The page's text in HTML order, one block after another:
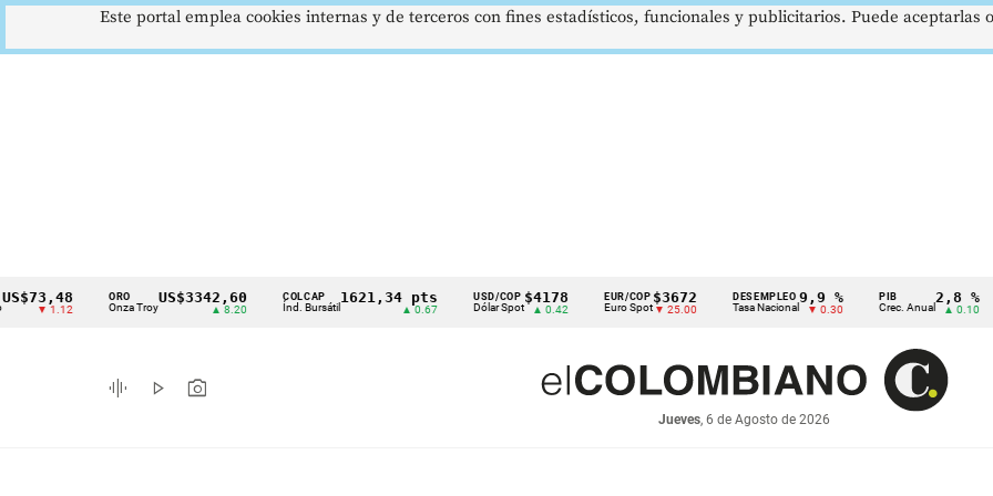
Cintillo
indicadores
económicos
ORO
Onza Troy
US$3342,60
▲ 8.20
COLCAP
Índ. Bursátil
1621,34 pts USD/COP
Dólar Spot
$4178
▲ 0.42
EUR/COP
Euro Spot
$3672
▼ 25.00
DESEMPLEO
Tasa Nacional
9,9 %
▼ 0.30
PIB
Crec. Anual
2,8 %
▲ 0.10
TRM
Tasa
graphic_eq play_arrow photo_camera
Jueves, 6 de Agosto de 2026
Este portal emplea cookies internas y de terceros con fines estadísticos, funcionales y publicitarios. Puede aceptarlas